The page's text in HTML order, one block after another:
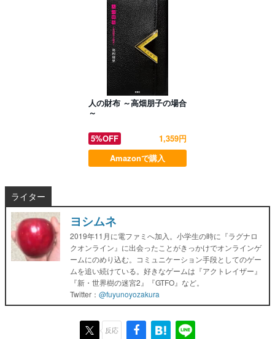
人の財布 ～高畑朋子の場合
～
5%OFF
1,359円
Amazonで購入
ライター
ヨシムネ
2019年11月に電ファミへ加入。小学生の時に『ラグナロ
クオンライン』に出会ったことがきっかけでオンラインゲ
ームにのめり込む。コミュニケーション手段としてのゲー
ムを追い続けている。好きなゲームは『アクトレイザー』
『新・世界樹の迷宮2』『GTFO』など。
Twitter： @fuyunoyozakura
反応